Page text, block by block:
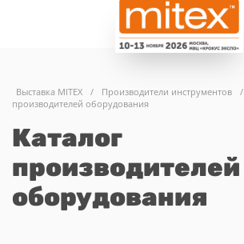
Выставка MITEX / Производители инструментов /
производителей оборудования
Каталог
производителей
оборудования